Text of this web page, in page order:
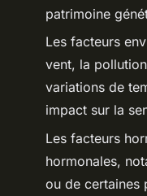
patrimoine
Les facteurs
vent, la
variations de
impact sur la
Les facteurs
hormonales,
ou de certaines